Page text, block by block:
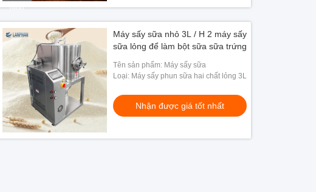
hình
Máy sấy sữa nhỏ 3L / H 2 máy sấy
sữa lỏng để làm bột sữa sữa trứng
Tên sản phẩm: Máy sấy sữa
Loại: Máy sấy phun sữa hai chất lỏng 3L
Nhận được giá tốt nhất